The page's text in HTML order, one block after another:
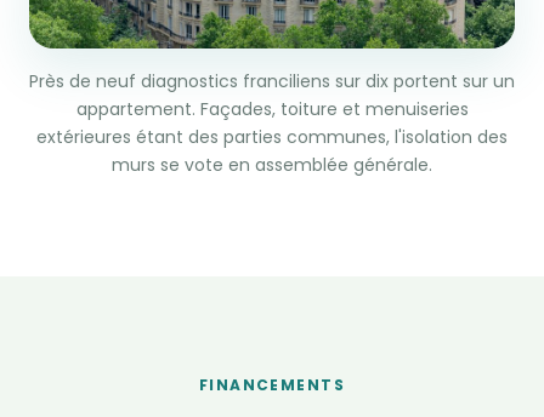
Près de neuf diagnostics franciliens sur dix portent sur un
appartement. Façades, toiture et menuiseries
extérieures étant des parties communes, l'isolation des
murs se vote en assemblée générale.
FINANCEMENTS